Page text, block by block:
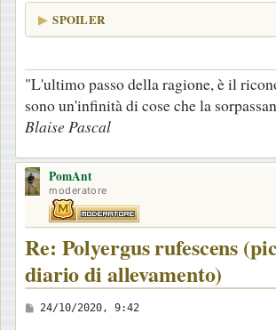
SPOILER
"L'ultimo passo della ragione, è il
sono un'infinità di cose che la
Blaise Pascal
PomAnt
moderatore
Re: Polyergus rufescens
diario di allevamento)
M
24/10/2020, 9:42